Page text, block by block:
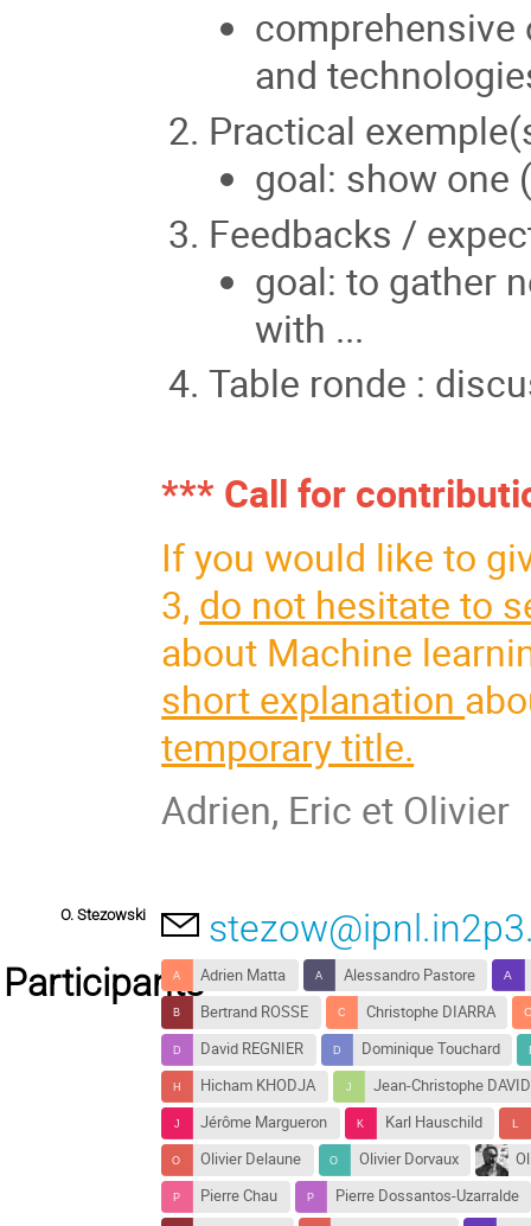
comprehensive
and
Practical
goal: show
Feedbacks /
goal: to gather
with ...
Table ronde :
*** Call for
If you would like to
3, do not hesitate to
about Machine
short explanation
temporary title.
Adrien, Eric et Olivier
O. Stezowski
ParticipantsAdrien Matta
Alessandro Pastore
Bertrand ROSSE
Christophe DIARRA
David REGNIER
Dominique Touchard
Hicham KHODJA
Jean-Christophe DAVID
Jérôme Margueron
Karl Hauschild
Olivier Delaune
Olivier Dorvaux
Pierre Chau
Pierre Dossantos-Uzarralde